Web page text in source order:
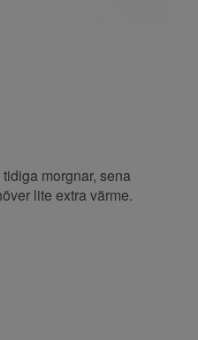
morgnar, sena
lite extra värme.